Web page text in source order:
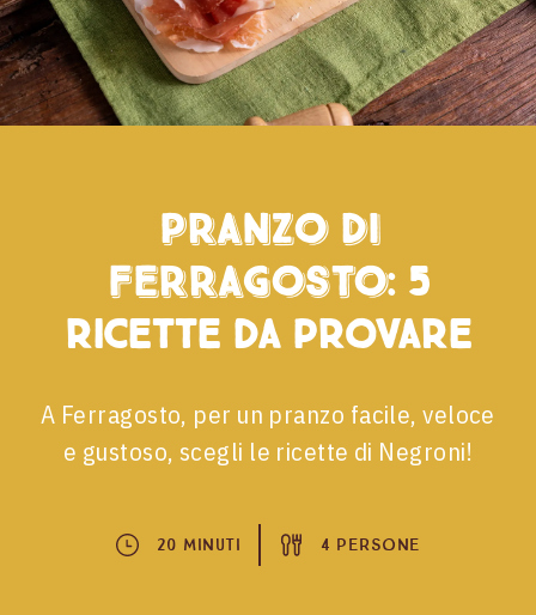
Pranzo di
Ferragosto: 5
ricette da provare
A Ferragosto, per un pranzo facile, veloce
e gustoso, scegli le ricette di Negroni!
20 Minuti 4 Persone